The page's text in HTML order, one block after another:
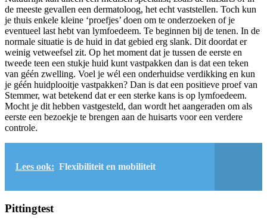
de meeste gevallen een dermatoloog, het echt vaststellen. Toch kun
je thuis enkele kleine ‘proefjes’ doen om te onderzoeken of je
eventueel last hebt van lymfoedeem. Te beginnen bij de tenen. In de
normale situatie is de huid in dat gebied erg slank. Dit doordat er
weinig vetweefsel zit. Op het moment dat je tussen de eerste en
tweede teen een stukje huid kunt vastpakken dan is dat een teken
van géén zwelling. Voel je wél een onderhuidse verdikking en kun
je géén huidplooitje vastpakken? Dan is dat een positieve proef van
Stemmer, wat betekend dat er een sterke kans is op lymfoedeem.
Mocht je dit hebben vastgesteld, dan wordt het aangeraden om als
eerste een bezoekje te brengen aan de huisarts voor een verdere
controle.
Lees ook: Flexibiliteit en mobiliteit
Pittingtest